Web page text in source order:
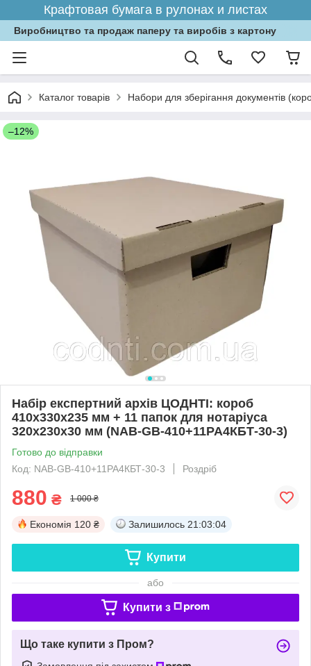
Крафтовая бумага в рулонах и листах
Виробництво та продаж паперу та виробів з картону
Каталог товарів Набори для зберігання документів
–12%
Набір експертний архів ЦОДНТІ: короб
410х330х235 мм + 11 папок для нотаріуса
320х230х30 мм (NAB-GB-410+11PA4КБТ-30-3)
Готово до відправки
Код: NAB-GB-410+11PA4КБТ-30-3
Роздріб
880 ₴ 1 000 ₴
Економія 120 ₴ Залишилось 21:03:04
Купити
або
Купити з
Що таке купити з Пром?